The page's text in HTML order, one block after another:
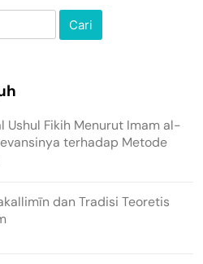
Ushul Fikih Menurut Imam al-
terhadap Metode
dan Tradisi Teoretis